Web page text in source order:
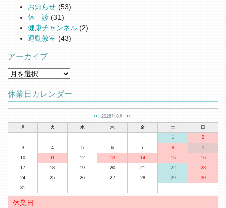
お知らせ (53)
休 診 (31)
健康チャンネル (2)
運動教室 (43)
アーカイブ
アーカイブ
休業日カレンダー
« 2026年8月 »
月 火 水 木 金 土
日
1
2
3
4 5 6 7 8
9
10
11 12 13 14 15
16
17
18 19 20 21 22
23
24
25 26 27 28 29
30
31
休業日